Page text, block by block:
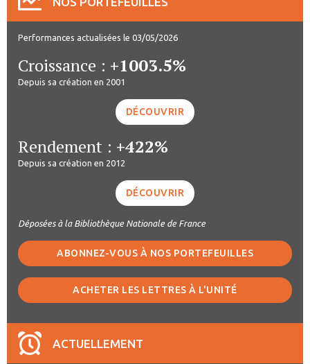
Performances actualisées le 03/05/2026
Croissance : +1003.5%
Depuis sa création en 2001
DÉCOUVRIR
Rendement : +422%
Depuis sa création en 2012
DÉCOUVRIR
Déposées à la Bibliothèque Nationale de France
ABONNEZ-VOUS À NOS PORTEFEUILLES
ACHETER LES LETTRES À L'UNITÉ
ACTUELLEMENT